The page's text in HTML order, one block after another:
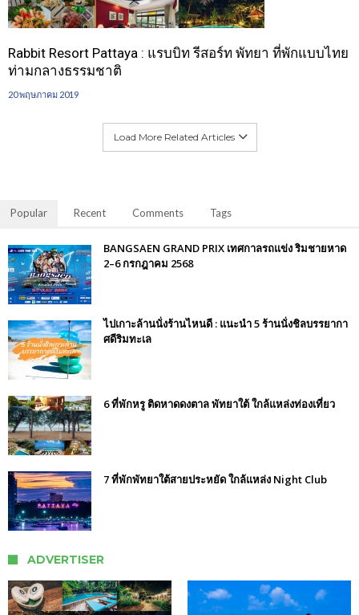
Rabbit Resort Pattaya : แรบบิท รีสอร์ท พัทยา ที่พักแบบไทย
ท่ามกลางธรรมชาติ
20 พฤษภาคม 2019
Load More Related Articles
Popular Recent Comments Tags
BANGSAEN GRAND PRIX เทศกาลรถแข่ง ริมชายหาด
2–6 กรกฎาคม 2568
ไปเกาะล้านนั่งร้านไหนดี : แนะนำ 5 ร้านนั่งชิลบรรยากา
ศดีริมทะเล
6 ที่พักหรู ติดหาดดงตาล พัทยาใต้ ใกล้แหล่งท่องเที่ยว
7 ที่พักพัทยาใต้สายประหยัด ใกล้แหล่ง Night Club
ADVERTISER